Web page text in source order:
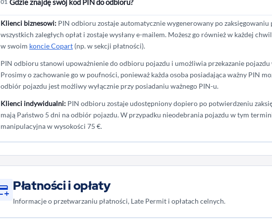
01 Gdzie znajdę swój kod PIN do odbioru?
Klienci biznesowi: PIN odbioru zostaje automatycznie wygenerowany po zaksięgowaniu
wszystkich zaległych opłat i zostaje wysłany e-mailem. Możesz go również w każdej
w swoim koncie Copart (np. w sekcji płatności).
PIN odbioru stanowi upoważnienie do odbioru pojazdu i umożliwia przekazanie pojazdu
Prosimy o zachowanie go w poufności, ponieważ każda osoba posiadająca ważny PIN
odbiór pojazdu jest możliwy wyłącznie przy posiadaniu ważnego PIN-u.
Klienci indywidualni: PIN odbioru zostaje udostępniony dopiero po potwierdzeniu
mają Państwo 5 dni na odbiór pojazdu. W przypadku nieodebrania pojazdu w tym
manipulacyjna w wysokości 75 €.
Płatności i opłaty
Informacje o przetwarzaniu płatności, Late Permit i opłatach celnych.